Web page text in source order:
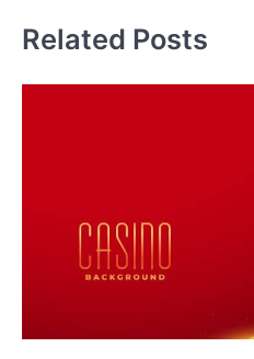
Related Posts